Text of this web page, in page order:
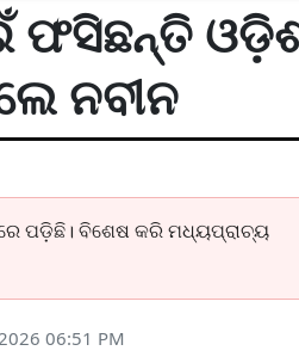
ନବୀନ
ପଡ଼ିଛି। ବିଶେଷ କରି ମଧ୍ୟପ୍ରାଚ୍ୟ
06:51 PM